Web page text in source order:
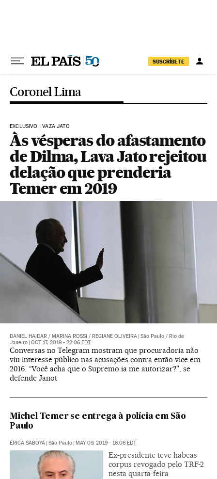
SUSCRÍBETE
Coronel Lima
EXCLUSIVO | VAZA JATO
Às vésperas do afastamento
de Dilma, Lava Jato rejeitou
delação que prenderia
Temer em 2019
DANIEL HAIDAR / MARINA ROSSI / REGIANE OLIVEIRA São Paulo / Rio de
Janeiro OCT 17, 2019 - 22:06 EDT
Conversas no Telegram mostram que procuradoria não
viu interesse público nas acusações contra então vice em
2016. “Você acha que o Supremo ia me autorizar?", se
defende Janot
Michel Temer se entrega à polícia em São
Paulo
ÉRICA SABOYA São Paulo MAY 09, 2019 - 16:06 EDT
Ex-presidente teve habeas
corpus revogado pelo TRF-2
nesta quarta-feira